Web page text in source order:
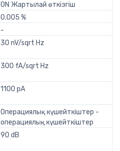
ON Жартылай өткізгіш
0.005 %
-
30 nV/sqrt Hz
300 fA/sqrt Hz
1100 pA
Операциялық күшейткіштер -
операциялық күшейткіштер
90 dB